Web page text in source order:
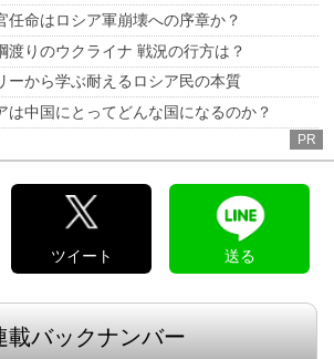
任命はロシア軍崩壊への序章か？
渡りのウクライナ 戦況の行方は？
ーから学ぶ耐えるロシア民の本質
は中国にとってどんな国になるのか？
PR
ツイート 送る
載バックナンバー